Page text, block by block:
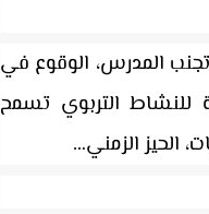
المدرس، الوقوع في
للنشاط التربوي تسمح
الحيز الزمني…